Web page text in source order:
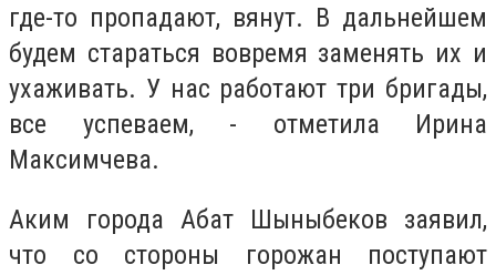
где-то пропадают, вянут. В дальнейшем
будем стараться вовремя заменять их и
ухаживать. У нас работают три бригады,
все успеваем, - отметила Ирина
Максимчева.
Аким города Абат Шыныбеков заявил,
что со стороны горожан поступают